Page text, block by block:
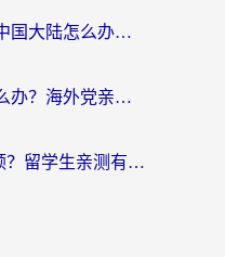
酷我由于版权保护仅限中国大陆怎么办？海外党亲测有效的解锁指南
狼人杀国外地区限制怎么办？海外党亲测有效的全场景回国加速指南
海外看CCTV视频总卡顿？留学生亲测有效的回国加速器选择指南